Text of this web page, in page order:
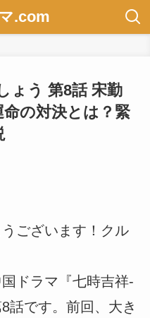
.com
ょう 第8話 宋勤
の対決とは？緊
ございます！クル
ドラマ『七時吉祥-
話です。前回、大き